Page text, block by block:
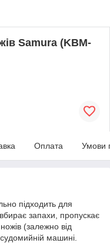
Samura (KBM-
Оплата Умови
підходить для
запахи, пропускає
(залежно від
машині.